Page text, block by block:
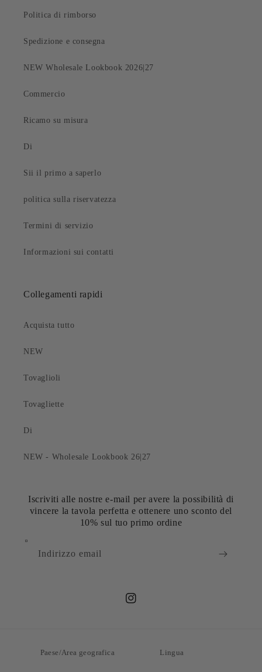
Politica di rimborso
Spedizione e consegna
NEW Wholesale Lookbook 2026|27
Commercio
Ricamo su misura
Di
Sii il primo a saperlo
politica sulla riservatezza
Termini di servizio
Informazioni sui contatti
Collegamenti rapidi
Acquista tutto
NEW
Tovaglioli
Tovagliette
Di
NEW - Wholesale Lookbook 26|27
Iscriviti alle nostre e-mail per avere la possibilità di
vincere la tavola perfetta e ottenere uno sconto del
10% sul tuo primo ordine
Indirizzo email
Instagram
Paese/Area geografica Lingua